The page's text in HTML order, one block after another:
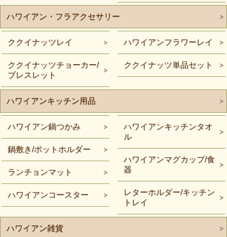
ハワイアン・フラアクセサリー
ククイナッツレイ
ククイナッツチョーカー/
ブレスレット
ハワイアンフラワーレイ
ククイナッツ単品セット
ハワイアンキッチン用品
ハワイアン鍋つかみ
鍋敷き/ポットホルダー
ランチョンマット
ハワイアンコースター
ハワイアンキッチンタオ
ル
ハワイアンマグカップ/食
器
レターホルダー/キッチン
トレイ
ハワイアン雑貨